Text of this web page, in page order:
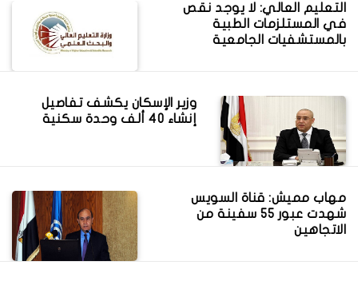
التعليم العالي: لا يوجد نقص
في المستلزمات الطبية
بالمستشفيات الجامعية
وزير الإسكان يكشف تفاصيل
إنشاء 40 ألف وحدة سكنية
مهاب مميش: قناة السويس
شهدت عبور 55 سفينة من
الاتجاهين